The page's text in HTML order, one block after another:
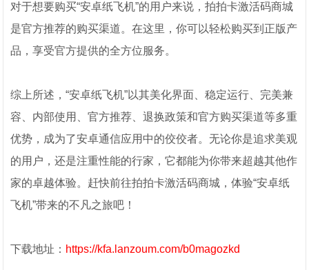
对于想要购买“安卓纸飞机”的用户来说，拍拍卡激活码商城
是官方推荐的购买渠道。在这里，你可以轻松购买到正版产
品，享受官方提供的全方位服务。
综上所述，“安卓纸飞机”以其美化界面、稳定运行、完美兼
容、内部使用、官方推荐、退换政策和官方购买渠道等多重
优势，成为了安卓通信应用中的佼佼者。无论你是追求美观
的用户，还是注重性能的行家，它都能为你带来超越其他作
家的卓越体验。赶快前往拍拍卡激活码商城，体验“安卓纸
飞机”带来的不凡之旅吧！
下载地址： https://kfa.lanzoum.com/b0magozkd